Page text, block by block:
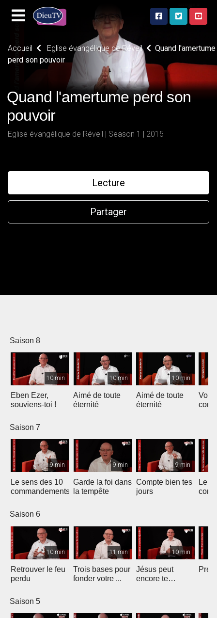
Accueil Eglise évangélique de Réveil
Quand l'amertume
perd son pouvoir
Quand l'amertume perd son
pouvoir
Eglise évangélique de Réveil | Season 1 | 2015
Lecture
Partager
Saison 8
10 min
Eben Ezer,
souviens-toi !
10 min
Aimé de toute
éternité
10 min
Aimé de toute
éternité
Saison 7
9 min
Le sens des 10
commandements
9 min
Garde la foi dans
la tempête
9 min
Compte bien tes
jours
Le
Saison 6
10 min
Retrouver le feu
perdu
11 min
Trois bases pour
fonder votre ...
10 min
Jésus peut
encore te
Saison 5